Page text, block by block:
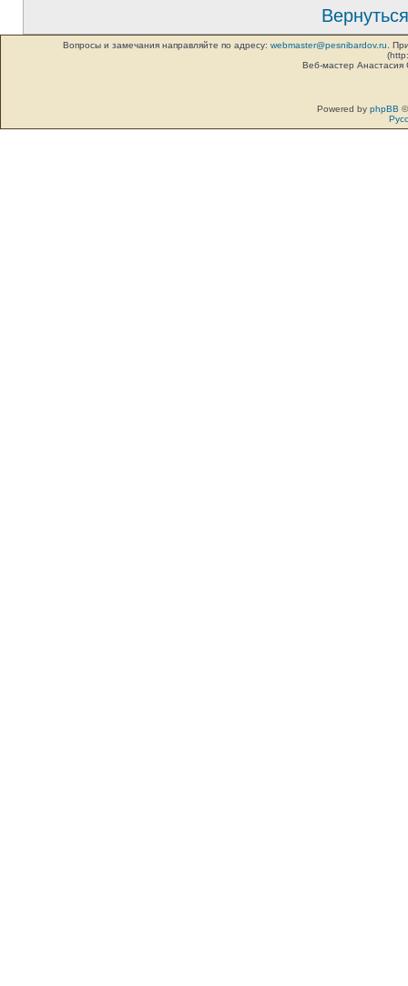
Вопросы и замечания направляйте по адресу: webmaster@pesnibardov.ru .
Веб-мастер
Powered by phpBB